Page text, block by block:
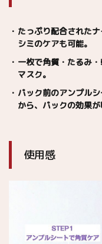
たっぷり配合された
シミのケアも可能。
一枚で角質・たるみ
マスク。
パック前のアンプル
から、パックの効果が
使用感